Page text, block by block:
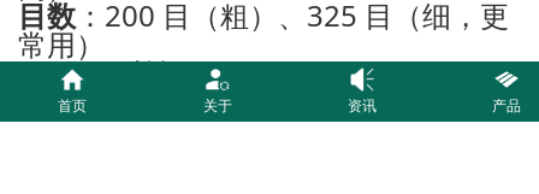
目数 ：200 目（粗）、325 目（细，更
常用）
pH：弱碱性 7–10
二、煤质粉炭活性炭优点
首页 关于 资讯 产品